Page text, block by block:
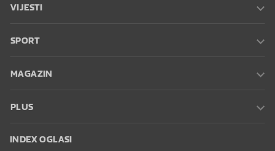
VIJESTI
SPORT
MAGAZIN
PLUS
INDEX OGLASI